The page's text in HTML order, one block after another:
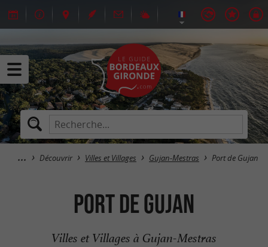
Découvrir Villes et Villages Gujan-Mestras Port de Gujan
Port de Gujan
Villes et Villages à Gujan-Mestras